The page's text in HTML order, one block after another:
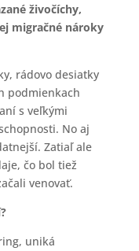
živočíchy,
migračné nároky
rádovo desiatky
podmienkach
s veľkými
No aj
Zatiaľ ale
čo bol tiež
venovať.
uniká